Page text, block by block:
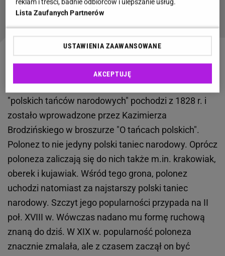
Polonez — taniec narodowy Polaków
Polonez to taniec narodowy Polaków. Pojęcie
"polskich tańców narodowych" pochodzi z 1828 r. i
zostało wprowadzone przez Kazimierza
Brodzińskiego w broszurze "O tańcach polskich".
Polonez to nie jedyny polski taniec narodowy. Oprócz
poloneza zaliczają się do nich także m.in. krakowiak,
oberek i kujawiak. Wśród tego grona, polonez
uchodzi natomiast za najstarszy polski taniec
narodowy. Szczyt jego popularności przypada na II
poł. XVIII w. Wówczas nadano mu formę ruchową
znaną do dziś. W XIX w. popularność poloneza
znacznie zmalała, ale z czasem zaczął on być
reklam i treści, badnie odbiorców i ulepszanie usług.
Lista Zaufanych Partnerów
USTAWIENIA ZAAWANSOWANE
AKCEPTUJĘ